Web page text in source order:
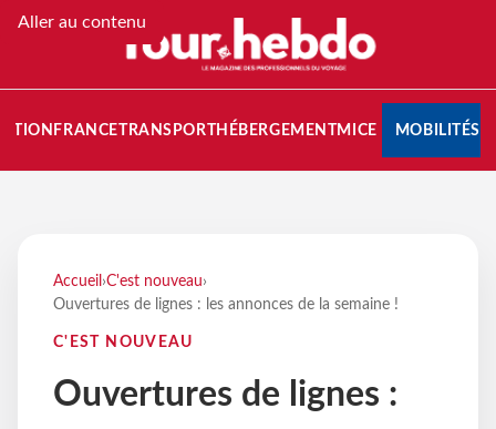
Aller au contenu
FRANCETRANSPORT HÉBERGEMENTMICE MOBILITÉS
Accueil ›C'est nouveau›
Ouvertures de lignes : les annonces de la semaine !
C'EST NOUVEAU
Ouvertures de lignes :